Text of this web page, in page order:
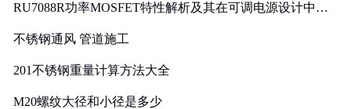
RU7088R功率MOSFET特性解析及其在可调电源设计中的
不锈钢通风 管道施工
201不锈钢重量计算方法大全
M20螺纹大径和小径是多少